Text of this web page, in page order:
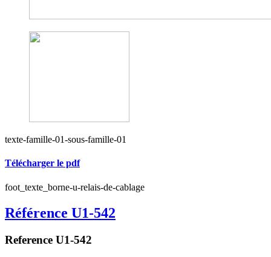
texte-famille-01-sous-famille-01
Télécharger le pdf
foot_texte_borne-u-relais-de-cablage
Référence U1-542
Reference U1-542